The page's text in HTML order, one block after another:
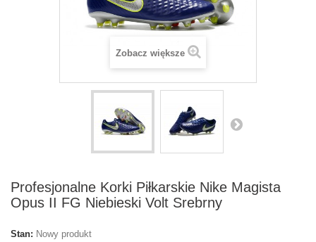
Zobacz większe
Profesjonalne Korki Piłkarskie Nike Magista
Opus II FG Niebieski Volt Srebrny
Stan: Nowy produkt